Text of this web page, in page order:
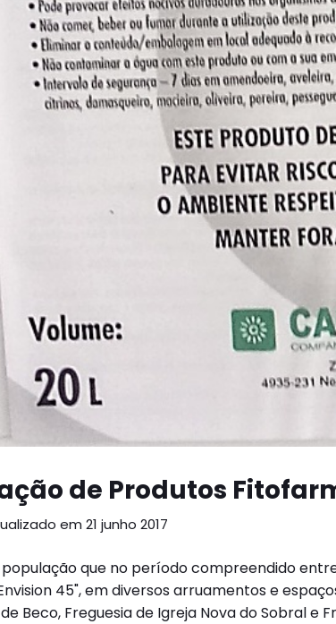
de Produtos
em 21 junho 2017
que no período compreendido
Envision 45", em diversos arruamentos e
Beco, Freguesia de Igreja Nova do Sobral e